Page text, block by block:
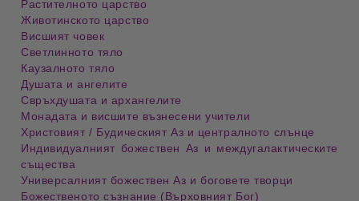
Растителното царство
Животинското царство
Висшият човек
Светлинното тяло
Каузалното тяло
Душата и ангелите
Свръхдушата и архангелите
Монадата и висшите възнесени учители
Христовият / Будическият Аз и централното слънце
Индивидуалният божествен Аз и междугалактическите
същества
Универсалният божествен Аз и боговете творци
Божественото съзнание (Върховният Бог)